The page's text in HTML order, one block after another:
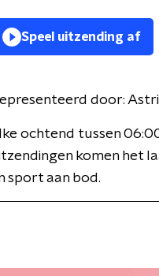
Speel uitzending af
door:
ochtend tussen
komen het
sport aan bod.